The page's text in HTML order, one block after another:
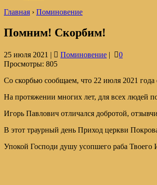
Главная › Поминовение
Помним! Скорбим!
25 июля 2021 | Поминовение |
0
Просмотры: 805
Со скорбью сообщаем, что 22 июля 2021
На протяжении многих лет, для всех людей
Игорь Павлович отличался добротой,
В этот траурный день Приход церкви
Упокой Господи душу усопшего раба Твоего